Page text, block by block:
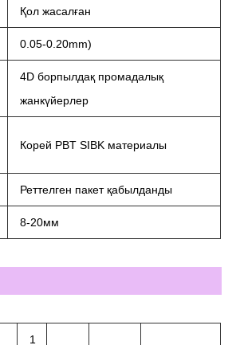
Қол жасалған
0.05-0.20mm)
4D борпылдақ промадалық
жанкүйерлер
Корей PBT SIBK материалы
Реттелген пакет қабылданды
8-20мм
1